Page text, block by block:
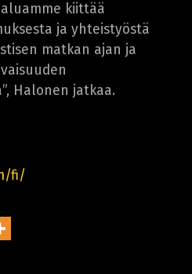
kiittää
ja yhteistyöstä
matkan ajan ja
Halonen jatkaa.
fi/